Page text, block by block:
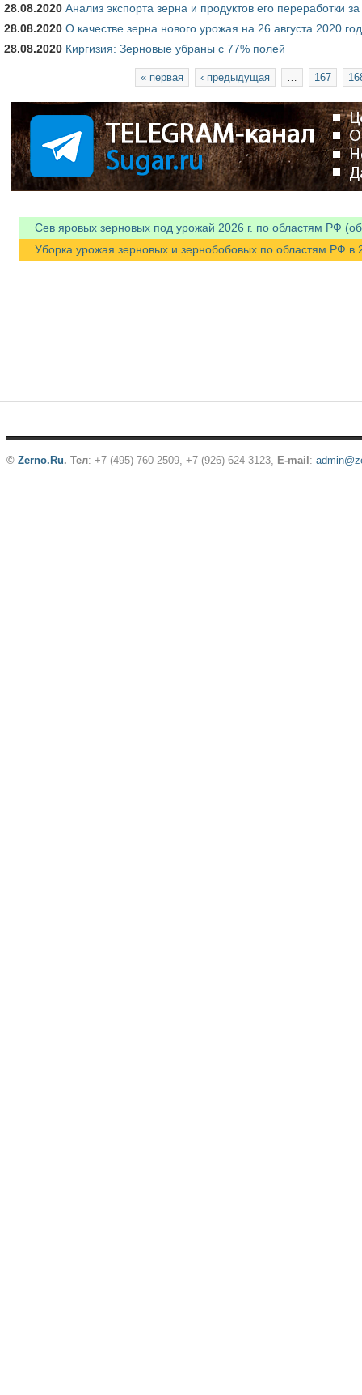
28.08.2020 Анализ экспорта зерна и продуктов его переработки
28.08.2020 О качестве зерна нового урожая на 26 августа 2020
28.08.2020 Киргизия: Зерновые убраны с 77% полей
« первая ‹ предыдущая 167
Сев яровых зерновых под урожай 2026 г. по областям РФ
Уборка урожая зерновых и зернобобовых по областям РФ в
© Zerno.Ru. Тел: +7 (495) 760-2509, +7 (926) 624-3123 E-mail: